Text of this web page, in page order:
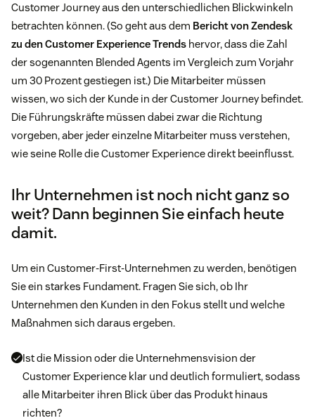
Customer Journey aus den unterschiedlichen Blickwinkeln
betrachten können. (So geht aus dem Bericht von Zendesk
zu den Customer Experience Trends hervor, dass die Zahl
der sogenannten Blended Agents im Vergleich zum Vorjahr
um 30 Prozent gestiegen ist.) Die Mitarbeiter müssen
wissen, wo sich der Kunde in der Customer Journey befindet.
Die Führungskräfte müssen dabei zwar die Richtung
vorgeben, aber jeder einzelne Mitarbeiter muss verstehen,
wie seine Rolle die Customer Experience direkt beeinflusst.
Ihr Unternehmen ist noch nicht ganz so
weit? Dann beginnen Sie einfach heute
damit.
Um ein Customer-First-Unternehmen zu werden, benötigen
Sie ein starkes Fundament. Fragen Sie sich, ob Ihr
Unternehmen den Kunden in den Fokus stellt und welche
Maßnahmen sich daraus ergeben.
Ist die Mission oder die Unternehmensvision der
Customer Experience klar und deutlich formuliert, sodass
alle Mitarbeiter ihren Blick über das Produkt hinaus
richten?